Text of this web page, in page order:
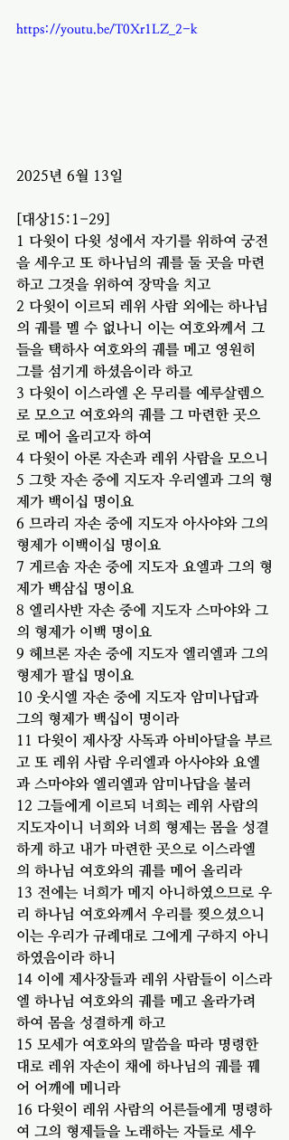
https://youtu.be/T0Xr1LZ_2-k
2025년 6월 13일
[대상15:1-29]
1 다윗이 다윗 성에서 자기를 위하여 궁전
을 세우고 또 하나님의 궤를 둘 곳을 마련
하고 그것을 위하여 장막을 치고
2 다윗이 이르되 레위 사람 외에는 하나님
의 궤를 멜 수 없나니 이는 여호와께서 그
들을 택하사 여호와의 궤를 메고 영원히
그를 섬기게 하셨음이라 하고
3 다윗이 이스라엘 온 무리를 예루살렘으
로 모으고 여호와의 궤를 그 마련한 곳으
로 메어 올리고자 하여
4 다윗이 아론 자손과 레위 사람을 모으니
5 그핫 자손 중에 지도자 우리엘과 그의 형
제가 백이십 명이요
6 므라리 자손 중에 지도자 아사야와 그의
형제가 이백이십 명이요
7 게르솜 자손 중에 지도자 요엘과 그의 형
제가 백삼십 명이요
8 엘리사반 자손 중에 지도자 스마야와 그
의 형제가 이백 명이요
9 헤브론 자손 중에 지도자 엘리엘과 그의
형제가 팔십 명이요
10 웃시엘 자손 중에 지도자 암미나답과
그의 형제가 백십이 명이라
11 다윗이 제사장 사독과 아비아달을 부르
고 또 레위 사람 우리엘과 아사야와 요엘
과 스마야와 엘리엘과 암미나답을 불러
12 그들에게 이르되 너희는 레위 사람의
지도자이니 너희와 너희 형제는 몸을 성결
하게 하고 내가 마련한 곳으로 이스라엘
의 하나님 여호와의 궤를 메어 올리라
13 전에는 너희가 메지 아니하였으므로 우
리 하나님 여호와께서 우리를 찢으셨으니
이는 우리가 규례대로 그에게 구하지 아니
하였음이라 하니
14 이에 제사장들과 레위 사람들이 이스라
엘 하나님 여호와의 궤를 메고 올라가려
하여 몸을 성결하게 하고
15 모세가 여호와의 말씀을 따라 명령한
대로 레위 자손이 채에 하나님의 궤를 꿰
어 어깨에 메니라
16 다윗이 레위 사람의 어른들에게 명령하
여 그의 형제들을 노래하는 자들로 세우